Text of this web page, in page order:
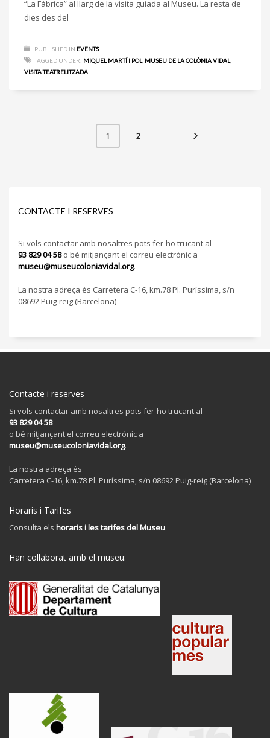
“La Fàbrica” al llarg de la visita guiada al Museu. La resta de
dies des del
PUBLISHED IN EVENTS
TAGGED UNDER: MIQUEL MARTÍ I POL, MUSEU DE LA COLÒNIA VIDAL,
VISITA TEATRELITZADA
1 2
CONTACTE I RESERVES
Si vols contactar amb nosaltres pots fer-ho trucant al
93 829 04 58o bé mitjançant el correu electrònic a
museu@museucoloniavidal.org.
La nostra adreça és Carretera C-16, km.78 Pl. Puríssima, s/n
08692 Puig-reig (Barcelona)
Contacte i reserves
Si vols contactar amb nosaltres pots fer-ho trucant al
93 829 04 58
o bé mitjançant el correu electrònic a
museu@museucoloniavidal.org.
La nostra adreça és
Carretera C-16, km.78 Pl. Puríssima, s/n 08692 Puig-reig (Barcelona)
Horaris i Tarifes
Consulta els horaris i les tarifes del Museu.
Han col·laborat amb el museu: